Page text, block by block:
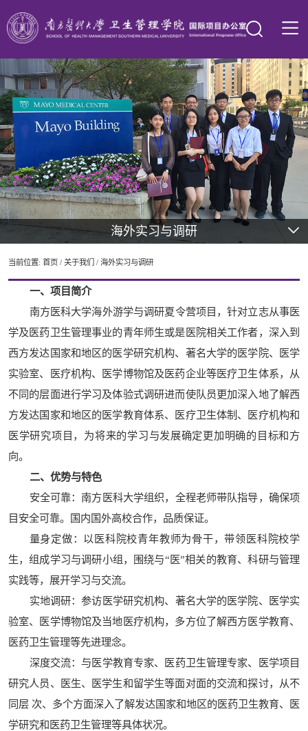
海外实习与调研
当前位置: 首页/ 关于我们 / 海外实习与调研
一、项目简介
南方医科大学海外游学与调研夏令营项目，针对立志从事医
学及医药卫生管理事业的青年师生或是医院相关工作者，深入到
西方发达国家和地区的医学研究机构、著名大学的医学院、医学
实验室、医疗机构、医学博物馆及医药企业等医疗卫生体系，从
不同的层面进行学习及体验式调研进而使队员更加深入地了解西
方发达国家和地区的医学教育体系、医疗卫生体制、医疗机构和
医学研究项目，为将来的学习与发展确定更加明确的目标和方
向。
二、优势与特色
安全可靠：南方医科大学组织，全程老师带队指导，确保项
目安全可靠。国内国外高校合作，品质保证。
量身定做：以医科院校青年教师为骨干，带领医科院校学
生，组成学习与调研小组，围绕与“医”相关的教育、科研与管理
实践等，展开学习与交流。
实地调研：参访医学研究机构、著名大学的医学院、医学实
验室、医学博物馆及当地医疗机构，多方位了解西方医学教育、
医药卫生管理等先进理念。
深度交流：与医学教育专家、医药卫生管理专家、医学项目
研究人员、医生、医学生和留学生等面对面的交流和探讨，从不
同层 次、多个方面深入了解发达国家和地区的医药卫生教育、医
学研究和医药卫生管理等具体状况。